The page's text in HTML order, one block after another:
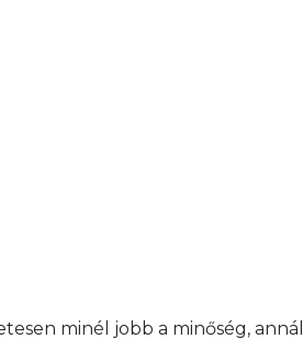
minél jobb a minőség,